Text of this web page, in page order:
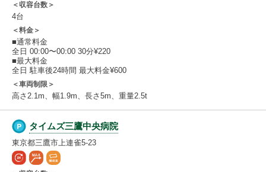
＜収容台数＞
4台
＜料金＞
■通常料金
全日 00:00〜00:00 30分¥220
■最大料金
全日 駐車後24時間 最大料金¥600
＜車両制限＞
高さ2.1m、幅1.9m、長さ5m、重量2.5t
タイムズ三鷹中央病院
東京都三鷹市上連雀5-23